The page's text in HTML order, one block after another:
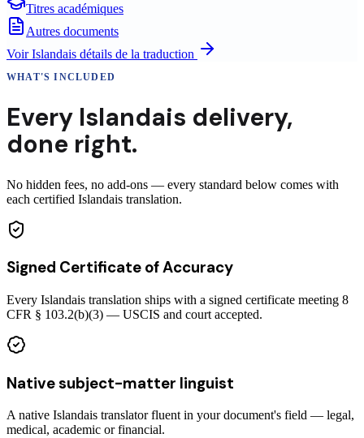
Titres académiques
Autres documents
VoirIslandais détails de la traduction
WHAT'S INCLUDED
Every Islandais delivery,
done right.
No hidden fees, no add-ons — every standard below comes with
each certified Islandais translation.
Signed Certificate of Accuracy
Every Islandais translation ships with a signed certificate meeting 8
CFR § 103.2(b)(3) — USCIS and court accepted.
Native subject-matter linguist
A native Islandais translator fluent in your document's field — legal,
medical, academic or financial.